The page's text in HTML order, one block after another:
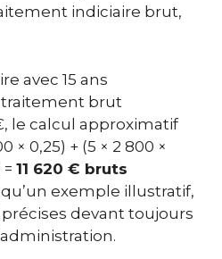
indiciaire brut,
avec 15 ans
traitement brut
le calcul approximatif
× 0,25) + (5 × 2 800 ×
11 620 € bruts
exemple illustratif,
devant toujours